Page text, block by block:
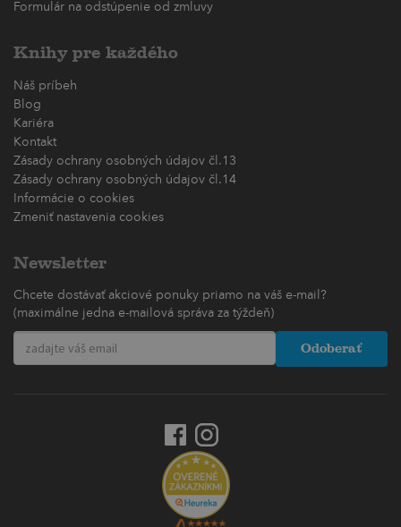
Formulár na odstúpenie od zmluvy
Knihy pre každého
Náš príbeh
Blog
Kariéra
Kontakt
Zásady ochrany osobných údajov čl.13
Zásady ochrany osobných údajov čl.14
Informácie o cookies
Zmeniť nastavenia cookies
Newsletter
Chcete dostávať akciové ponuky priamo na váš e-mail?
(maximálne jedna e-mailová správa za týždeň)
Odoberať